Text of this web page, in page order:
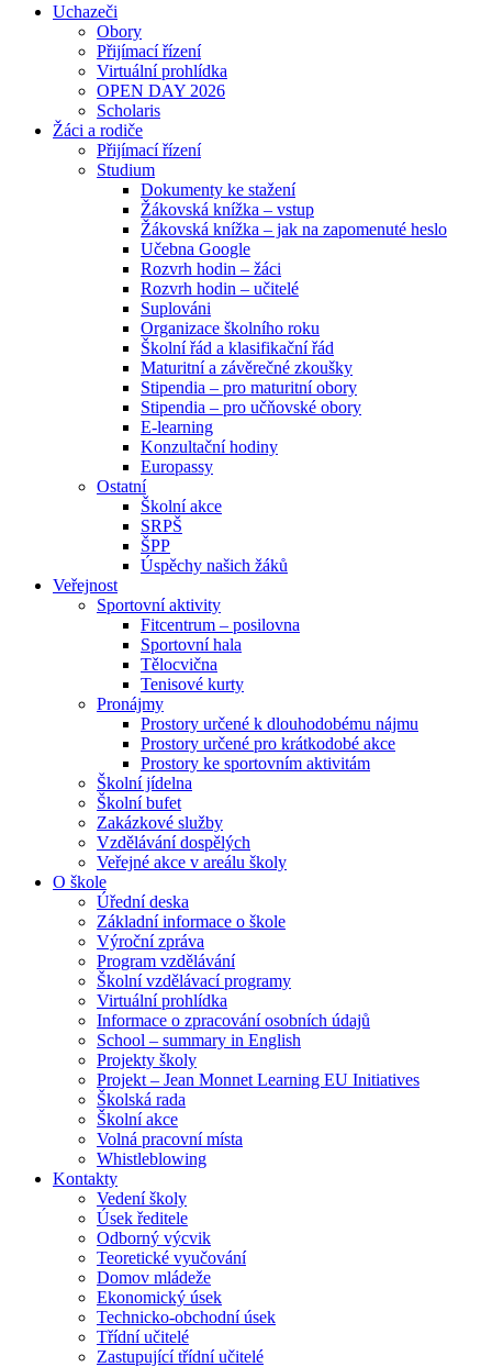
Uchazeči
Obory
Přijímací řízení
Virtuální prohlídka
OPEN DAY 2026
Scholaris
Žáci a rodiče
Přijímací řízení
Studium
Dokumenty ke stažení
Žákovská knížka – vstup
Žákovská knížka – jak na zapomenuté heslo
Učebna Google
Rozvrh hodin – žáci
Rozvrh hodin – učitelé
Suplováni
Organizace školního roku
Školní řád a klasifikační řád
Maturitní a závěrečné zkoušky
Stipendia – pro maturitní obory
Stipendia – pro učňovské obory
E-learning
Konzultační hodiny
Europassy
Ostatní
Školní akce
SRPŠ
ŠPP
Úspěchy našich žáků
Veřejnost
Sportovní aktivity
Fitcentrum – posilovna
Sportovní hala
Tělocvična
Tenisové kurty
Pronájmy
Prostory určené k dlouhodobému nájmu
Prostory určené pro krátkodobé akce
Prostory ke sportovním aktivitám
Školní jídelna
Školní bufet
Zakázkové služby
Vzdělávání dospělých
Veřejné akce v areálu školy
O škole
Úřední deska
Základní informace o škole
Výroční zpráva
Program vzdělávání
Školní vzdělávací programy
Virtuální prohlídka
Informace o zpracování osobních údajů
School – summary in English
Projekty školy
Projekt – Jean Monnet Learning EU Initiatives
Školská rada
Školní akce
Volná pracovní místa
Whistleblowing
Kontakty
Vedení školy
Úsek ředitele
Odborný výcvik
Teoretické vyučování
Domov mládeže
Ekonomický úsek
Technicko-obchodní úsek
Třídní učitelé
Zastupující třídní učitelé